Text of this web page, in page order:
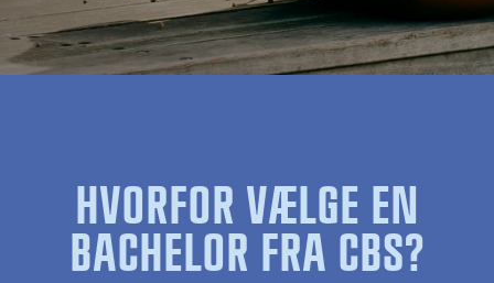
HVORFOR VÆLGE EN
BACHELOR FRA CBS?